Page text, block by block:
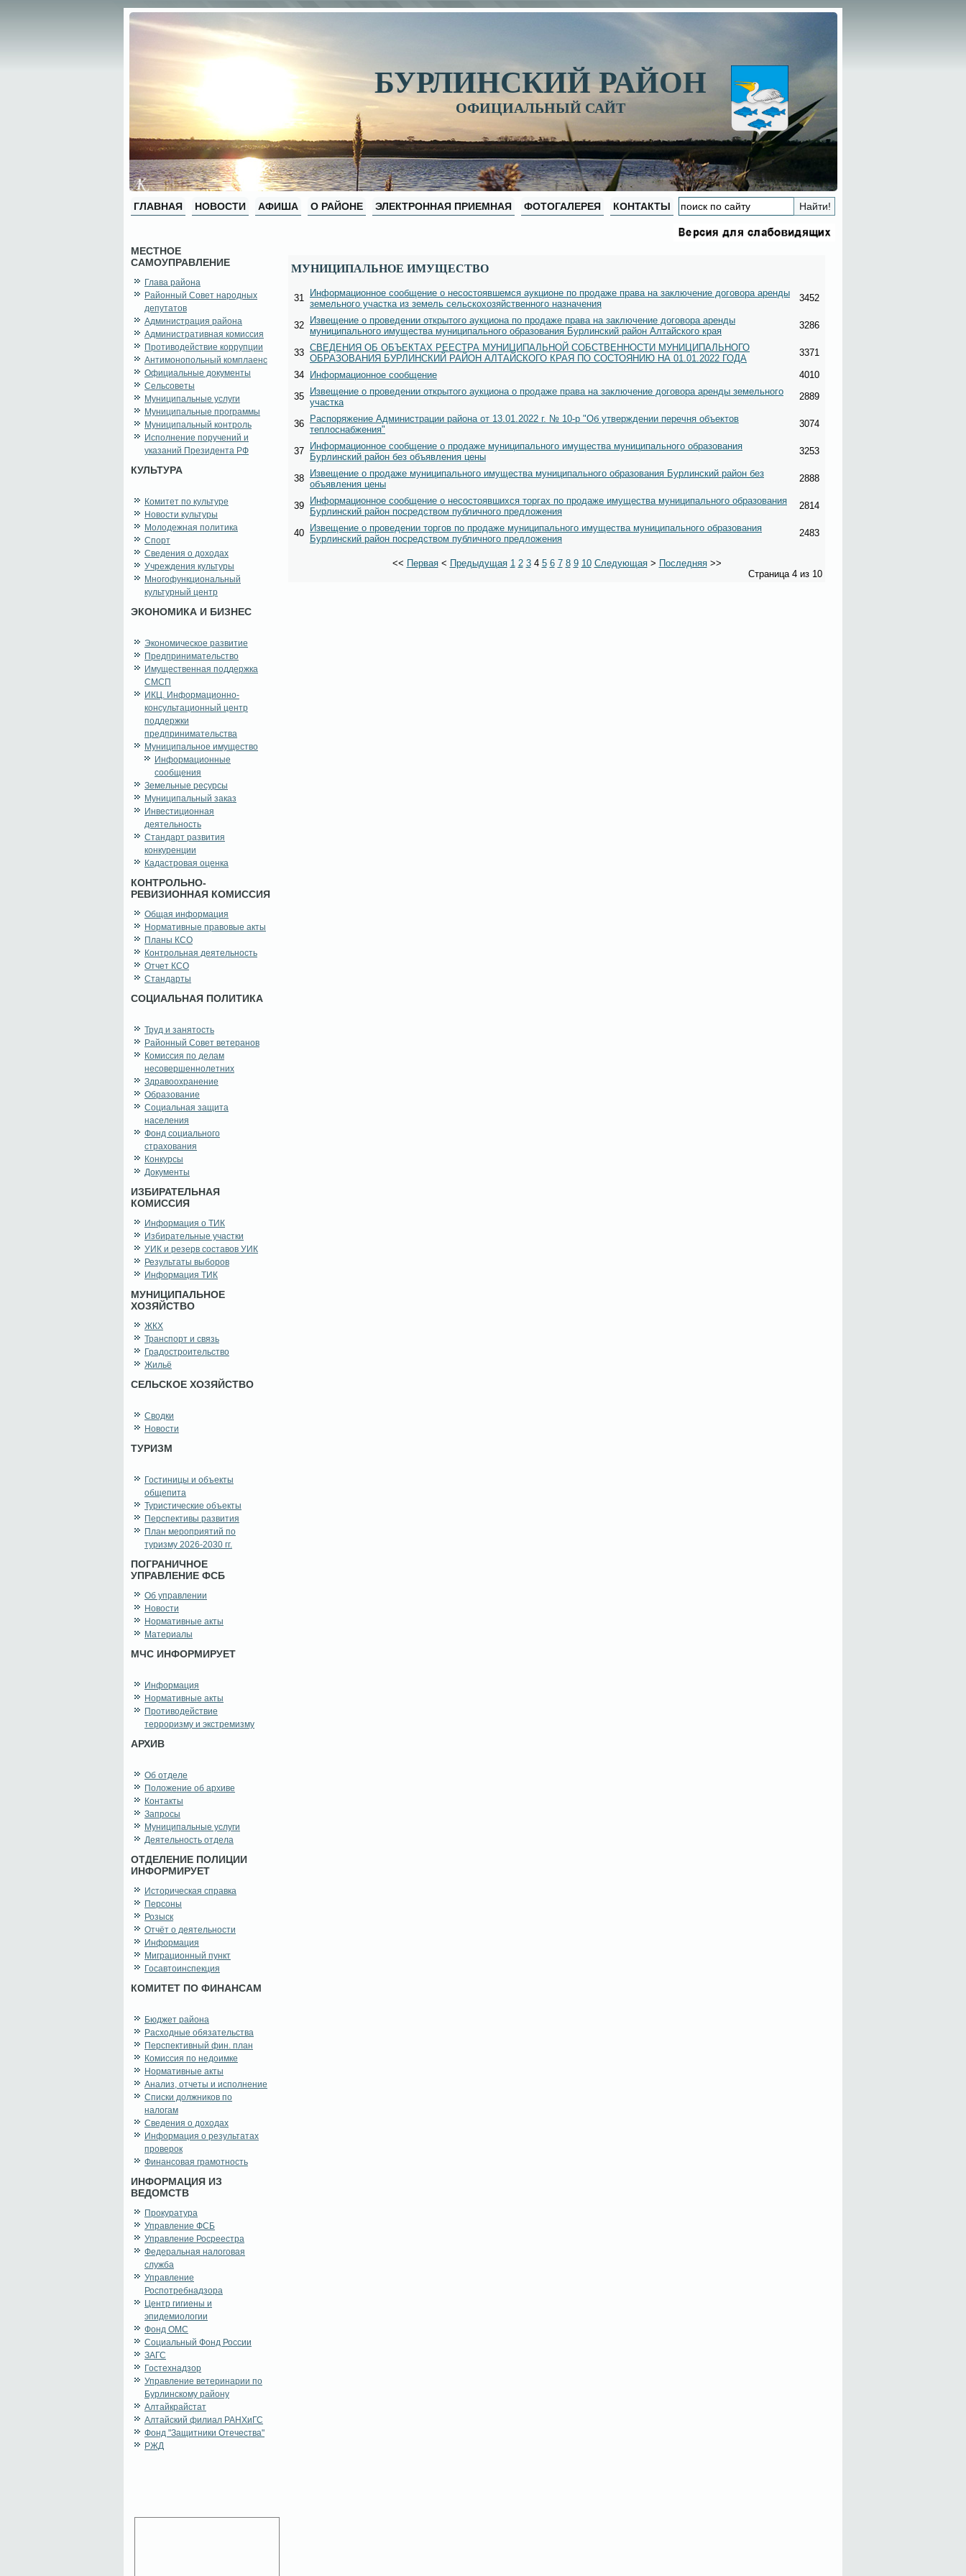
БУРЛИНСКИЙ РАЙОН
ОФИЦИАЛЬНЫЙ САЙТ
ГЛАВНАЯ НОВОСТИ АФИША О РАЙОНЕ ЭЛЕКТРОННАЯ ПРИЕМНАЯ ФОТОГАЛЕРЕЯ КОНТАКТЫ
МЕСТНОЕ
САМОУПРАВЛЕНИЕ
Глава района
Районный Совет народных
депутатов
Администрация района
Административная комиссия
Противодействие коррупции
Антимонопольный комплаенс
Официальные документы
Сельсоветы
Муниципальные услуги
Муниципальные программы
Муниципальный контроль
Исполнение поручений и
указаний Президента РФ
КУЛЬТУРА
Комитет по культуре
Новости культуры
Молодежная политика
Спорт
Сведения о доходах
Учреждения культуры
Многофункциональный
культурный центр
ЭКОНОМИКА И БИЗНЕС
Экономическое развитие
Предпринимательство
Имущественная поддержка
СМСП
ИКЦ. Информационно-
консультационный центр
поддержки
предпринимательства
Муниципальное имущество
Информационные
сообщения
Земельные ресурсы
Муниципальный заказ
Инвестиционная
деятельность
Стандарт развития
конкуренции
Кадастровая оценка
КОНТРОЛЬНО-
РЕВИЗИОННАЯ КОМИССИЯ
Общая информация
Нормативные правовые акты
Планы КСО
Контрольная деятельность
Отчет КСО
Стандарты
СОЦИАЛЬНАЯ ПОЛИТИКА
Труд и занятость
Районный Совет ветеранов
Комиссия по делам
несовершеннолетних
Здравоохранение
Образование
Социальная защита
населения
Фонд социального
страхования
Конкурсы
Документы
ИЗБИРАТЕЛЬНАЯ
КОМИССИЯ
Информация о ТИК
Избирательные участки
УИК и резерв составов УИК
Результаты выборов
Информация ТИК
МУНИЦИПАЛЬНОЕ
ХОЗЯЙСТВО
ЖКХ
Транспорт и связь
Градостроительство
Жильё
СЕЛЬСКОЕ ХОЗЯЙСТВО
Сводки
Новости
ТУРИЗМ
Гостиницы и объекты
общепита
Туристические объекты
Перспективы развития
План мероприятий по
туризму 2026-2030 гг.
ПОГРАНИЧНОЕ
УПРАВЛЕНИЕ ФСБ
Об управлении
Новости
Нормативные акты
Материалы
МЧС ИНФОРМИРУЕТ
Информация
Нормативные акты
Противодействие
терроризму и экстремизму
АРХИВ
Об отделе
Положение об архиве
Контакты
Запросы
Муниципальные услуги
Деятельность отдела
ОТДЕЛЕНИЕ ПОЛИЦИИ
ИНФОРМИРУЕТ
Историческая справка
Персоны
Розыск
Отчёт о деятельности
Информация
Миграционный пункт
Госавтоинспекция
КОМИТЕТ ПО ФИНАНСАМ
Бюджет района
Расходные обязательства
Перспективный фин. план
Комиссия по недоимке
Нормативные акты
Анализ, отчеты и исполнение
Списки должников по
налогам
Сведения о доходах
Информация о результатах
проверок
Финансовая грамотность
ИНФОРМАЦИЯ ИЗ
ВЕДОМСТВ
Прокуратура
Управление ФСБ
Управление Росреестра
Федеральная налоговая
служба
Управление
Роспотребнадзора
Центр гигиены и
эпидемиологии
Фонд ОМС
Социальный Фонд России
ЗАГС
Гостехнадзор
Управление ветеринарии по
Бурлинскому району
Алтайкрайстат
Алтайский филиал РАНХиГС
Фонд "Защитники Отечества"
РЖД
МУНИЦИПАЛЬНОЕ ИМУЩЕСТВО
31
Информационное сообщение о несостоявшемся аукционе по продаже права на заключение договора аренды
земельного участка из земель сельскохозяйственного назначения
3452
32
Извещение о проведении открытого аукциона по продаже права на заключение договора аренды
муниципального имущества муниципального образования Бурлинский район Алтайского края
3286
33 CВЕДЕНИЯ ОБ ОБЪЕКТАХ РЕЕСТРА МУНИЦИПАЛЬНОЙ СОБСТВЕННОСТИ МУНИЦИПАЛЬНОГО
ОБРАЗОВАНИЯ БУРЛИНСКИЙ РАЙОН АЛТАЙСКОГО КРАЯ ПО СОСТОЯНИЮ НА 01.01.2022 ГОДА
3371
34 Информационное сообщение
4010
35
Извещение о проведении открытого аукциона о продаже права на заключение договора аренды земельного
участка
2889
36
Распоряжение Администрации района от 13.01.2022 г. № 10-р "Об утверждении перечня объектов
теплоснабжения"
3074
37
Информационное сообщение о продаже муниципального имущества муниципального образования
Бурлинский район без объявления цены
3253
38
Извещение о продаже муниципального имущества муниципального образования Бурлинский район без
объявления цены
2888
39
Информационное сообщение о несостоявшихся торгах по продаже имущества муниципального образования
Бурлинский район посредством публичного предложения
2814
40
Извещение о проведении торгов по продаже муниципального имущества муниципального образования
Бурлинский район посредством публичного предложения
2483
<< Первая< Предыдущая 1 2 3 4 5 6 7 8 9 10 Следующая> Последняя>>
Страница 4 из 10